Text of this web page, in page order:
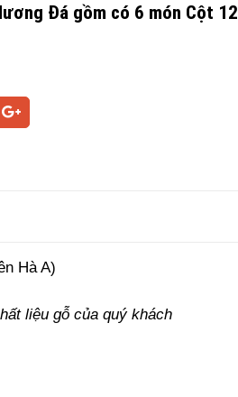
Đá gồm có 6 món Cột 12
Hà A)
liệu gỗ của quý khách